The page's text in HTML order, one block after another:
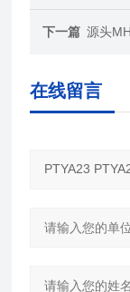
下一篇 源头
在线留言